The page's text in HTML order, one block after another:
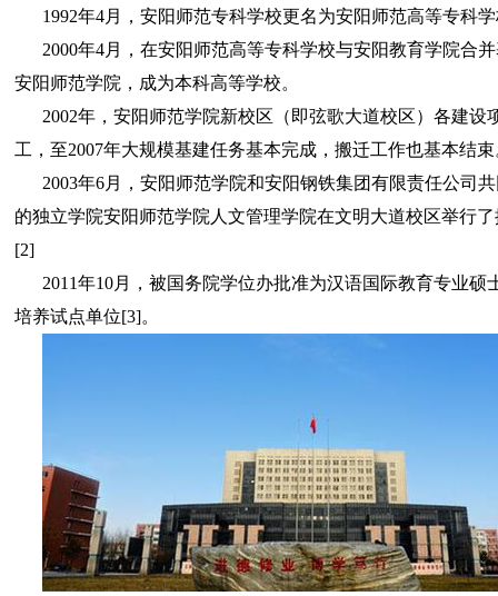
1992年4月，安阳师范专科学校更名为安阳师范高等专科
2000年4月，在安阳师范高等专科学校与安阳教育学院合
安阳师范学院，成为本科高等学校。
2002年，安阳师范学院新校区（即弦歌大道校区）各建设
工，至2007年大规模基建任务基本完成，搬迁工作也基本结束
2003年6月，安阳师范学院和安阳钢铁集团有限责任公司
的独立学院安阳师范学院人文管理学院在文明大道校区举行
[2]
2011年10月，被国务院学位办批准为汉语国际教育专业硕
培养试点单位[3]。